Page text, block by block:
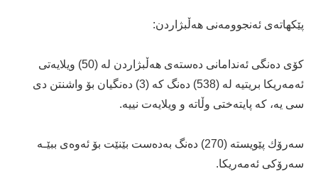
پێكهاته‌ى ئه‌نجوومه‌نى هه‌ڵبژاردن:
كۆى ده‌نگى ئه‌ندامانى ده‌سته‌ى هه‌ڵبژاردن له‌ (50) ویلایه‌تى
ئه‌مه‌ریكا بریتیه‌ له‌ (538) ده‌نگ كه‌ (3) ده‌نگیان بۆ واشنتن دى
سى یه‌، كه‌ پایته‌ختی وڵاته‌ و ویلایه‌ت نییه‌.
سه‌رۆك پێویسته‌ (270) ده‌نگ به‌ده‌ست بێنێت بۆ ئه‌وه‌ى ببێـه‌
سه‌رۆكى ئه‌مه‌ریكا.